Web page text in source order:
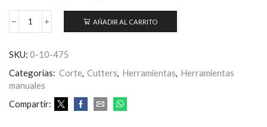
Cutter
0-
475
STANLEY
cantidad
AÑADIR AL CARRITO
SKU: 0-10-475
Categorías: Corte, Cutters, Herramientas, Herramientas
manuales
Compartir: